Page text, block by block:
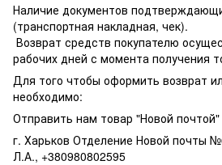
Наличие документов
(транспортная накладная, чек).
Возврат средств покупателю
рабочих дней с момента получения
Для того чтобы оформить возврат
необходимо:
Отправить нам товар "Новой
г. Харьков Отделение Новой почты
Л.А., +380980802595